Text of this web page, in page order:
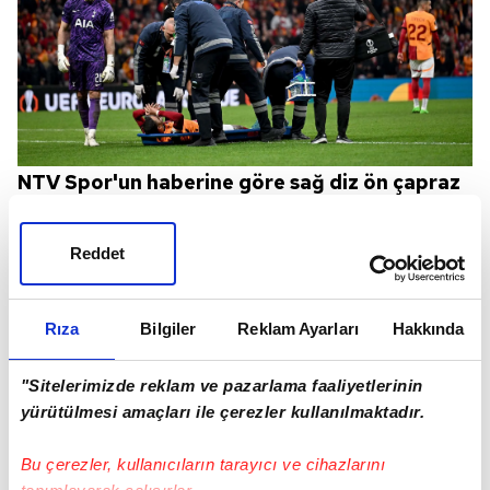
Rıza Bilgiler Reklam Ayarları Hakkında
"Sitelerimizde reklam ve pazarlama faaliyetlerinin
yürütülmesi amaçları ile çerezler kullanılmaktadır.
Bu çerezler, kullanıcıların tarayıcı ve cihazlarını
Reddet
NTV Spor'un haberine göre sağ diz ön çapraz
doktorları ile operasyon tarihini bu hafta
belirleyecek.